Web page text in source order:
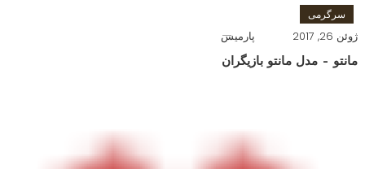
سرگرمی
ژوئن 26, 2017 پارمیس
مانتو – مدل مانتو بازیگران